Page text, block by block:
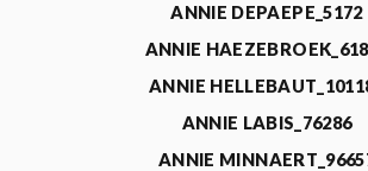
ANNIE DEPAEPE_5172
ANNIE
ANNIE
ANNIE LABIS_76286
ANNIE